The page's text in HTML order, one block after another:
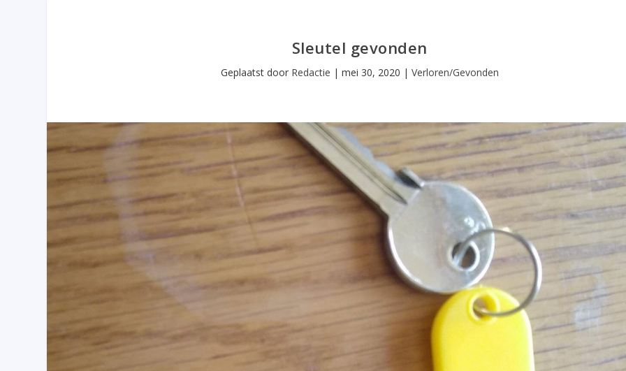
Sleutel gevonden
Geplaatst door Redactie | mei 30, 2020 | Verloren/Gevonden